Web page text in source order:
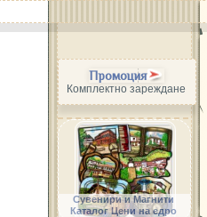
Промоция
Комплектно зареждане
Сувенири и Магнити
Каталог Цени на едро